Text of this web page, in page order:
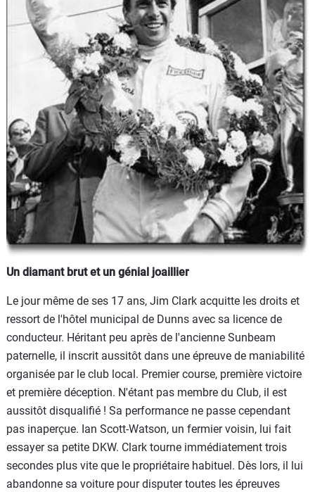
Un diamant brut et un génial joaillier
Le jour même de ses 17 ans, Jim Clark acquitte les droits et
ressort de l'hôtel municipal de Dunns avec sa licence de
conducteur. Héritant peu après de l'ancienne Sunbeam
paternelle, il inscrit aussitôt dans une épreuve de maniabilité
organisée par le club local. Premier course, première victoire
et première déception. N'étant pas membre du Club, il est
aussitôt disqualifié ! Sa performance ne passe cependant
pas inaperçue. Ian Scott-Watson, un fermier voisin, lui fait
essayer sa petite DKW. Clark tourne immédiatement trois
secondes plus vite que le propriétaire habituel. Dès lors, il lui
abandonne sa voiture pour disputer toutes les épreuves